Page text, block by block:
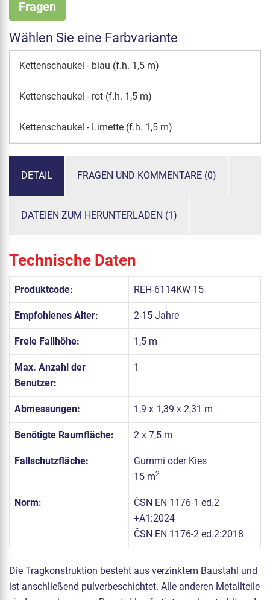
Fragen
Wählen Sie eine Farbvariante
Kettenschaukel - blau (f.h. 1,5 m)
Kettenschaukel - rot (f.h. 1,5 m)
Kettenschaukel - Limette (f.h. 1,5 m)
DETAIL FRAGEN UND KOMMENTARE (0)
DATEIEN ZUM HERUNTERLADEN (1)
Technische Daten
Produktcode: REH-6114KW-15
Empfohlenes Alter: 2-15 Jahre
Freie Fallhöhe: 1,5 m
Max. Anzahl der
Benutzer:
1
Abmessungen: 1,9 x 1,39 x 2,31 m
Benötigte Raumfläche: 2 x 7,5 m
Fallschutzfläche:
Gummi oder Kies
15 m2
Norm:
ČSN EN 1176-1 ed.2
+A1:2024
ČSN EN 1176-2 ed.2:2018
Die Tragkonstruktion besteht aus verzinktem Baustahl und
ist anschließend pulverbeschichtet. Alle anderen Metallteile